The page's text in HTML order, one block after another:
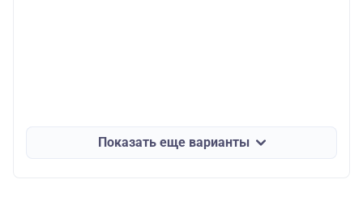
Показать еще варианты